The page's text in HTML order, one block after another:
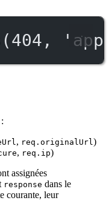
(404 ,
, req.originalUrl)
, req.ip)
assignées
response dans le
courante, leur